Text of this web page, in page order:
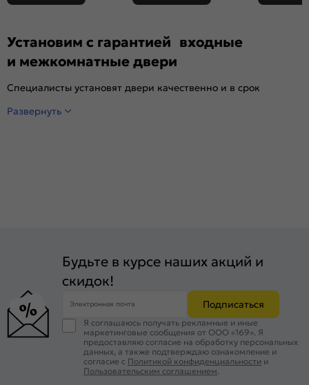
Установим с гарантией входные
и межкомнатные двери
Специалисты установят двери качественно и в срок
Развернуть
Будьте в курсе наших акций и
скидок!
Электронная почта Подписаться
Я соглашаюсь получать рекламные и иные
маркетинговые сообщения от ООО «169». Я
предоставляю согласие на обработку персональных
данных, а также подтверждаю ознакомление и
согласие с Политикой конфиденциальности и
Пользовательским соглашением